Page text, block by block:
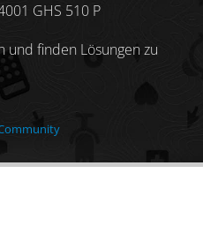
GHS 510 P
und finden Lösungen zu